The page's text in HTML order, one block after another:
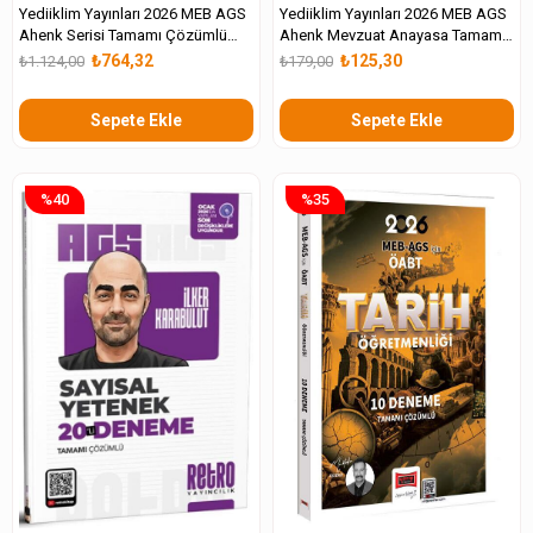
Yediiklim Yayınları 2026 MEB AGS
Ahenk Serisi Tamamı Çözümlü
Süper Deneme Seti 6 Kitap
₺764,32
₺1.124,00
Sepete Ekle
Yediiklim Yayınları 2026 MEB AGS
Ahenk Mevzuat Anayasa Tamamı
Çözümlü 40 Deneme
₺125,30
₺179,00
Sepete Ekle
%40 %35